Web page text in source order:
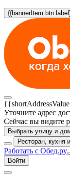
Уточните адрес
Сейчас вы видите
Выбрать улицу и
Ресторан, кухня
Работать с Обед.ру
Войти